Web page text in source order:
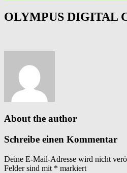
OLYMPUS DIGITAL
About the author
Schreibe einen Kommentar
Deine E-Mail-Adresse wird nicht
Felder sind mit * markiert